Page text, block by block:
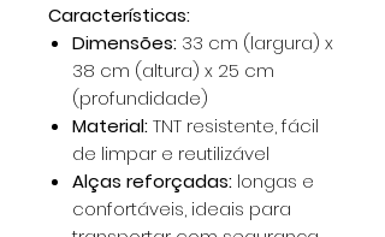
Características:
Dimensões: 33 cm (largura) x
38 cm (altura) x 25 cm
(profundidade)
Material:TNT resistente, fácil
de limpar e reutilizável
Alças reforçadas: longas e
confortáveis, ideais para